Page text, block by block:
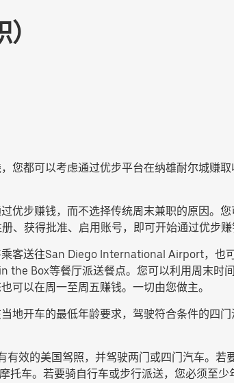
您都可以考虑通过优步平台在纳雄耐尔城赚
优步赚钱，而不选择传统周末兼职的原因。
、获得批准、启用账号，即可开始通过优步赚
客送往San Diego International Airport，
Box等餐厅派送餐点。您可以利用周末时
可以在周一至周五赚钱。一切由您做主。
地开车的最低年龄要求，驾驶符合条件的四
效的美国驾照，并驾驶两门或四门汽车。
车。若要骑自行车或步行派送，您必须至